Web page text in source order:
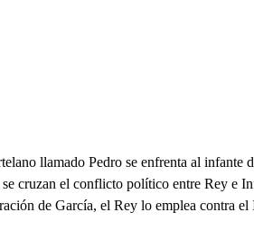
llamado Pedro se enfrenta al
cruzan el conflicto político entre Rey e
de García, el Rey lo emplea contra